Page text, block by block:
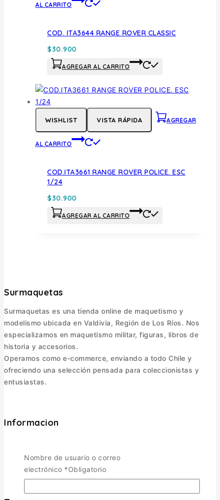
AL CARRITO
COD. ITA3644 RANGE ROVER CLASSIC
$30.900
AGREGAR AL CARRITO
WISHLIST VISTA RÁPIDA AGREGAR
AL CARRITO
COD.ITA3661 RANGE ROVER POLICE. ESC
1/24
$30.900
AGREGAR AL CARRITO
Surmaquetas
Surmaquetas es una tienda online de maquetismo y
modelismo ubicada en Valdivia, Región de Los Ríos. Nos
especializamos en maquetismo militar, figuras, libros de
historia y accesorios.
Operamos como e-commerce, enviando a todo Chile y
ofreciendo una selección pensada para coleccionistas y
entusiastas.
Informacion
Términos y Condiciones
Nombre de usuario o correo
electrónico *Obligatorio